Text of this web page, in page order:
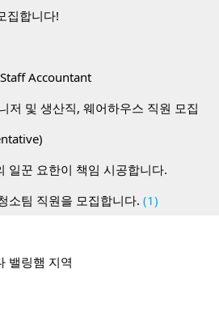
집합니다!
Accountant
저 및 생산직, 웨어하우스 직원 모집
일꾼 요한이 책임 시공합니다.
소팀 직원을 모집합니다. (1)
밸링햄 지역